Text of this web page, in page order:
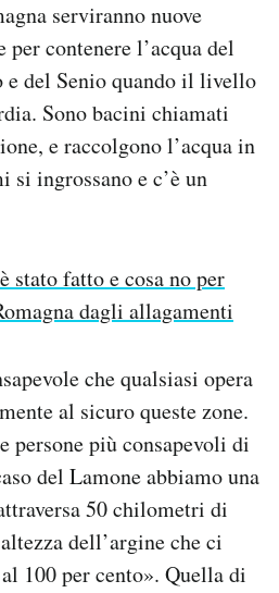
serviranno nuove
contenere l’acqua del
e del Senio quando il livello
Sono bacini chiamati
e raccolgono l’acqua in
si ingrossano e c’è un
stato fatto e cosa no per
dagli allagamenti
che qualsiasi opera
al sicuro queste zone.
persone più consapevoli di
del Lamone abbiamo una
50 chilometri di
dell’argine che ci
100 per cento». Quella di